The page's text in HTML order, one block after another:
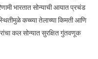
भारतात सोन्याची आयात प्रचंड
कच्च्या तेलाच्या किमती आणि
कल सोन्यात सुरक्षित गुंतवणूक